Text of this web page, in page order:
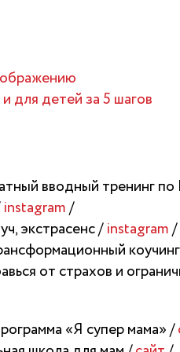
для детей за 5 шагов
вводный тренинг
instagram/
экстрасенс /instagram/
от страхов и
«Я супер мама» /